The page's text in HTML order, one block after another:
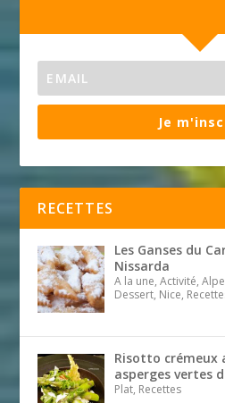
Je
RECETTES
Les Ganses du
Nissarda
A la une, Activité,
Dessert, Nice,
Risotto crémeux
asperges vertes
Plat, Recettes